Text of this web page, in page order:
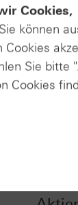
können
Sie bitte
Cookies